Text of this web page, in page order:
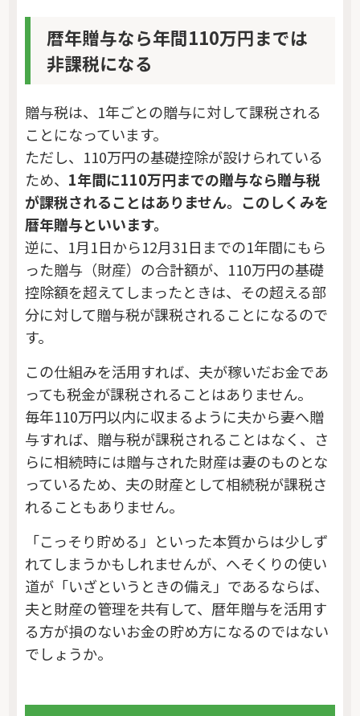
暦年贈与なら年間110万円までは
非課税になる
贈与税は、1年ごとの贈与に対して課税される
ことになっています。
ただし、110万円の基礎控除が設けられている
ため、 1年間に110万円までの贈与なら贈与税
が課税されることはありません。このしくみを
暦年贈与といいます。
逆に、1月1日から12月31日までの1年間にもら
った贈与（財産）の合計額が、110万円の基礎
控除額を超えてしまったときは、その超える部
分に対して贈与税が課税されることになるので
す。
この仕組みを活用すれば、夫が稼いだお金であ
っても税金が課税されることはありません。
毎年110万円以内に収まるように夫から妻へ贈
与すれば、贈与税が課税されることはなく、さ
らに相続時には贈与された財産は妻のものとな
っているため、夫の財産として相続税が課税さ
れることもありません。
「こっそり貯める」といった本質からは少しず
れてしまうかもしれませんが、へそくりの使い
道が「いざというときの備え」であるならば、
夫と財産の管理を共有して、暦年贈与を活用す
る方が損のないお金の貯め方になるのではない
でしょうか。